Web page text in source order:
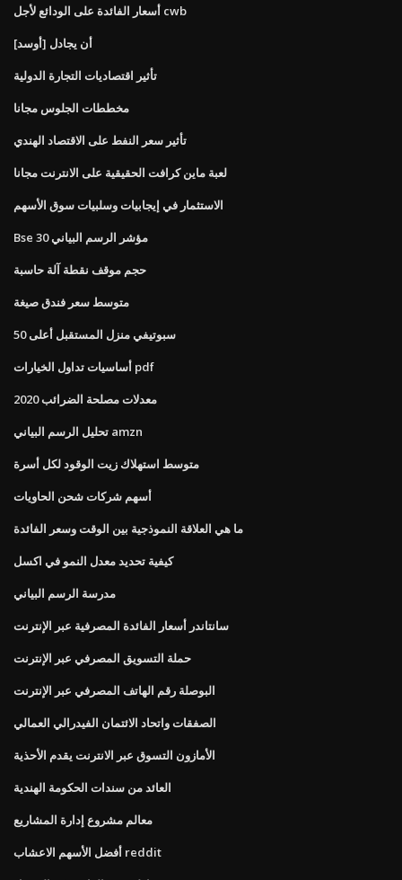
أسعار الفائدة على الودائع لأجل cwb
[أوسد] أن يجادل
تأثير اقتصاديات التجارة الدولية
مخططات الجلوس مجانا
تأثير سعر النفط على الاقتصاد الهندي
لعبة ماين كرافت الحقيقية على الانترنت مجانا
الاستثمار في إيجابيات وسلبيات سوق الأسهم
Bse 30 مؤشر الرسم البياني
حجم موقف نقطة آلة حاسبة
متوسط ​​سعر فندق صيغة
سبوتيفي منزل المستقبل أعلى 50
أساسيات تداول الخيارات pdf
معدلات مصلحة الضرائب 2020
تحليل الرسم البياني amzn
متوسط ​​استهلاك زيت الوقود لكل أسرة
أسهم شركات شحن الحاويات
ما هي العلاقة النموذجية بين الوقت وسعر الفائدة
كيفية تحديد معدل النمو في اكسل
مدرسة الرسم البياني
سانتاندر أسعار الفائدة المصرفية عبر الإنترنت
حملة التسويق المصرفي عبر الإنترنت
البوصلة رقم الهاتف المصرفي عبر الإنترنت
الصفقات واتحاد الائتمان الفيدرالي العمالي
الأمازون التسوق عبر الانترنت يقدم الأحذية
العائد من سندات الحكومة الهندية
معالم مشروع إدارة المشاريع
أفضل الأسهم الاعشاب reddit